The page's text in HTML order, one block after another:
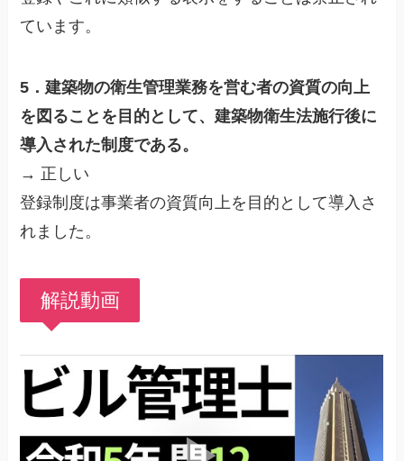
ています。
5．建築物の衛生管理業務を営む者の資質の向上
を図ることを目的として、建築物衛生法施行後に
導入された制度である。
→ 正しい
登録制度は事業者の資質向上を目的として導入さ
れました。
解説動画